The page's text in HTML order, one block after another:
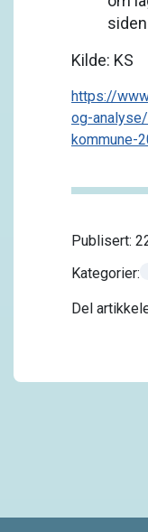
Kilde: KS
https://
og-
kommune-
Publisert:
Kategorier:
Del